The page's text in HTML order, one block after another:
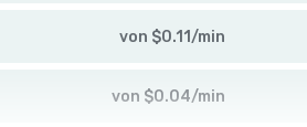
von $0.11/min
von $0.04/min